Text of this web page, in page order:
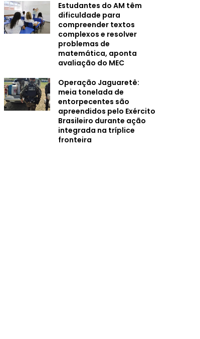
Estudantes do AM têm
dificuldade para
compreender textos
complexos e resolver
problemas de
matemática, aponta
avaliação do MEC
Operação Jaguaretê:
meia tonelada de
entorpecentes são
apreendidos pelo Exército
Brasileiro durante ação
integrada na tríplice
fronteira